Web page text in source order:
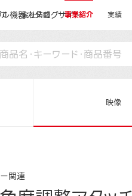
ル機器カタログサイト
会社情報 事業紹介 実績
映像
関連